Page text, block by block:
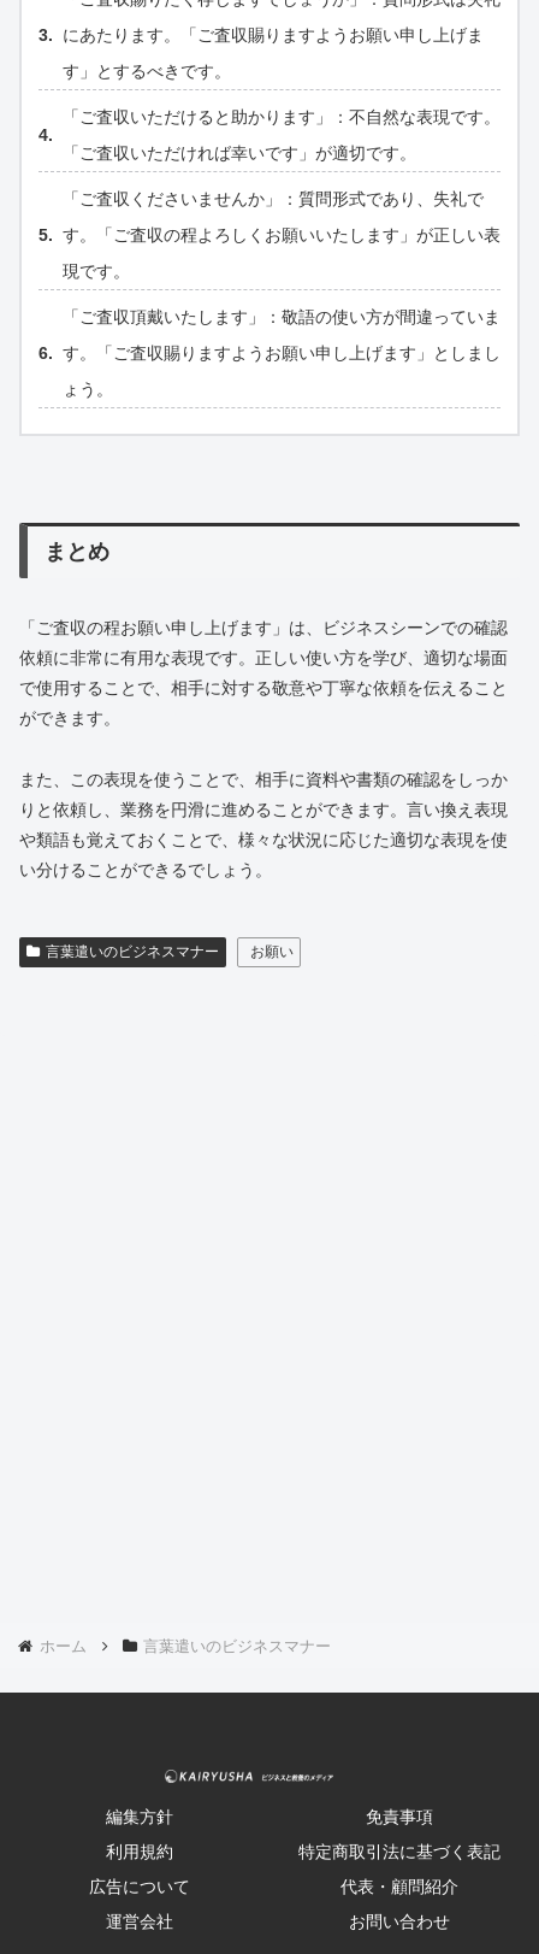
にあたります。「ご査収賜りますようお願い申し上げま
す」とするべきです。
「ご査収いただけると助かります」：不自然な表現です。
「ご査収いただければ幸いです」が適切です。
「ご査収くださいませんか」：質問形式であり、失礼で
す。「ご査収の程よろしくお願いいたします」が正しい表
現です。
「ご査収頂戴いたします」：敬語の使い方が間違っていま
す。「ご査収賜りますようお願い申し上げます」としまし
ょう。
まとめ
「ご査収の程お願い申し上げます」は、ビジネスシーンでの確認
依頼に非常に有用な表現です。正しい使い方を学び、適切な場面
で使用することで、相手に対する敬意や丁寧な依頼を伝えること
ができます。
また、この表現を使うことで、相手に資料や書類の確認をしっか
りと依頼し、業務を円滑に進めることができます。言い換え表現
や類語も覚えておくことで、様々な状況に応じた適切な表現を使
い分けることができるでしょう。
言葉遣いのビジネスマナー お願い
ホーム 言葉遣いのビジネスマナー
編集方針
免責事項
利用規約
特定商取引法に基づく表記
広告について
代表・顧問紹介
運営会社
お問い合わせ